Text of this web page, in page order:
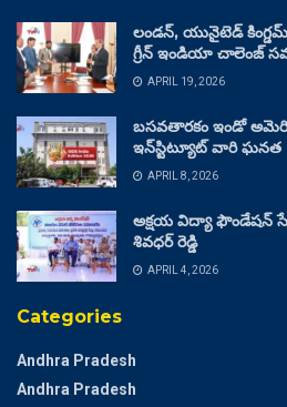
లండన్, యునైటెడ్
గ్రీన్ ఇండియా చాలెంజ్
APRIL 19, 2026
బసవతారకం ఇండో
ఇన్‌స్టిట్యూట్ వారి ఘనత
APRIL 8, 2026
అక్షయ విద్యా ఫౌండేషన్
శివధర్ రెడ్డి
APRIL 4, 2026
Categories
Andhra Pradesh
Andhra Pradesh